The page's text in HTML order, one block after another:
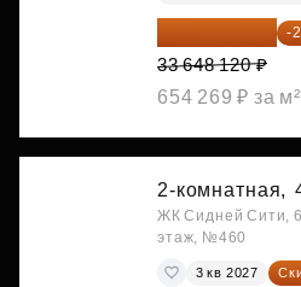
25 909 052 ₽ -
33 648 120 ₽
654 269 ₽ за м²
2-комнатная,
ЖК Сидней Сити,
этаж, №460
3 кв 2027